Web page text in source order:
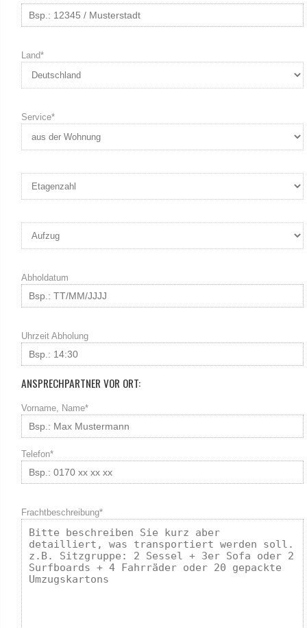
Land*
Service*
Abholdatum
Uhrzeit Abholung
ANSPRECHPARTNER VOR ORT:
Vorname, Name*
Telefon*
Frachtbeschreibung*